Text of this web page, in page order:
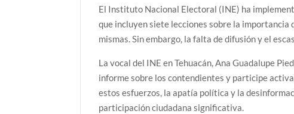
El Instituto Nacional Electoral (INE) ha
que incluyen siete lecciones sobre la importancia
mismas.Sin embargo, la falta de difusión y el
La vocal del INE en Tehuacán, Ana Guadalupe
informe sobre los contendientes y participe
estos esfuerzos, la apatía política y la
participación ciudadana significativa.